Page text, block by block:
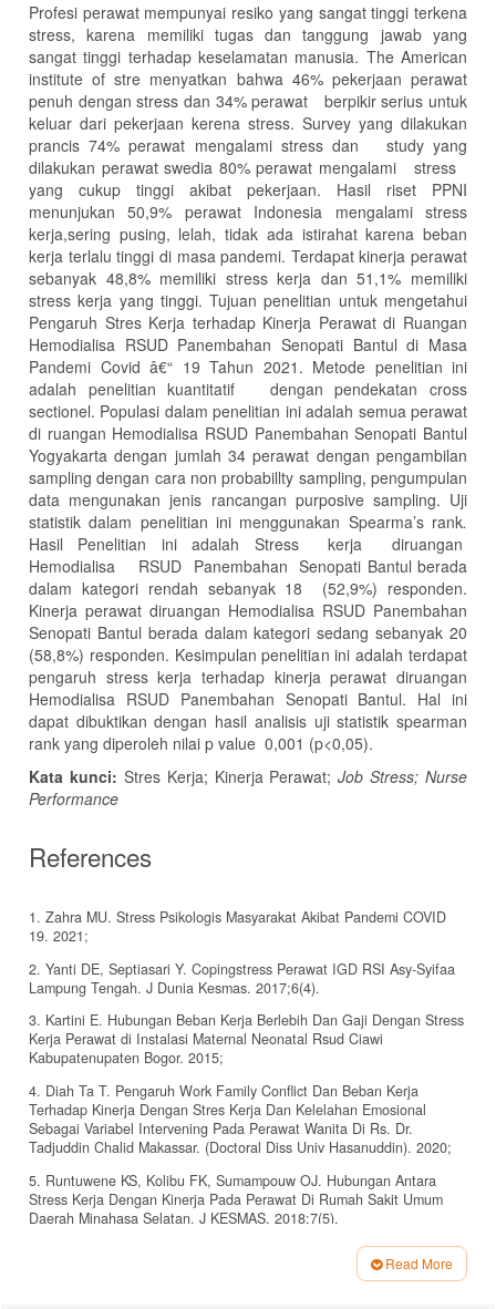
Profesi perawat mempunyai resiko yang sangat tinggi terkena
stress, karena memiliki tugas dan tanggung jawab yang
sangat tinggi terhadap keselamatan manusia. The American
institute of stre menyatkan bahwa 46% pekerjaan perawat
penuh dengan stress dan 34% perawat berpikir serius untuk
keluar dari pekerjaan kerena stress. Survey yang dilakukan
prancis 74% perawat mengalami stress dan study yang
dilakukan perawat swedia 80% perawat mengalami stress
yang cukup tinggi akibat pekerjaan. Hasil riset PPNI
menunjukan 50,9% perawat Indonesia mengalami stress
kerja,sering pusing, lelah, tidak ada istirahat karena beban
kerja terlalu tinggi di masa pandemi. Terdapat kinerja perawat
sebanyak 48,8% memiliki stress kerja dan 51,1% memiliki
stress kerja yang tinggi. Tujuan penelitian untuk mengetahui
Pengaruh Stres Kerja terhadap Kinerja Perawat di Ruangan
Hemodialisa RSUD Panembahan Senopati Bantul di Masa
Pandemi Covid â€“ 19 Tahun 2021. Metode penelitian ini
adalah penelitian kuantitatif dengan pendekatan cross
sectionel. Populasi dalam penelitian ini adalah semua perawat
di ruangan Hemodialisa RSUD Panembahan Senopati Bantul
Yogyakarta dengan jumlah 34 perawat dengan pengambilan
sampling dengan cara non probabillty sampling, pengumpulan
data mengunakan jenis rancangan purposive sampling. Uji
statistik dalam penelitian ini menggunakan Spearma’s rank.
Hasil Penelitian ini adalah Stress kerja diruangan
Hemodialisa RSUD Panembahan Senopati Bantul berada
dalam kategori rendah sebanyak 18 (52,9%) responden.
Kinerja perawat diruangan Hemodialisa RSUD Panembahan
Senopati Bantul berada dalam kategori sedang sebanyak 20
(58,8%) responden. Kesimpulan penelitian ini adalah terdapat
pengaruh stress kerja terhadap kinerja perawat diruangan
Hemodialisa RSUD Panembahan Senopati Bantul. Hal ini
dapat dibuktikan dengan hasil analisis uji statistik spearman
rank yang diperoleh nilai p value 0,001 (p<0,05).
Kata kunci: Stres Kerja; Kinerja Perawat;Job Stress; Nurse
Performance
References
1. Zahra MU. Stress Psikologis Masyarakat Akibat Pandemi COVID
19. 2021;
2. Yanti DE, Septiasari Y. Copingstress Perawat IGD RSI Asy-Syifaa
Lampung Tengah. J Dunia Kesmas. 2017;6(4).
3. Kartini E. Hubungan Beban Kerja Berlebih Dan Gaji Dengan Stress
Kerja Perawat di Instalasi Maternal Neonatal Rsud Ciawi
Kabupatenupaten Bogor. 2015;
4. Diah Ta T. Pengaruh Work Family Conflict Dan Beban Kerja
Terhadap Kinerja Dengan Stres Kerja Dan Kelelahan Emosional
Sebagai Variabel Intervening Pada Perawat Wanita Di Rs. Dr.
Tadjuddin Chalid Makassar. (Doctoral Diss Univ Hasanuddin). 2020;
5. Runtuwene KS, Kolibu FK, Sumampouw OJ. Hubungan Antara
Stress Kerja Dengan Kinerja Pada Perawat Di Rumah Sakit Umum
Daerah Minahasa Selatan. J KESMAS. 2018;7(5).
6. Saleha N, Delfina R, Nurlaili N, Ardiansyah F, Nafratilova M.
Dukungan sosial dan kecerdasan spiritual sebagai faktor yang
memengaruhi stres Perawat di masa pandemi Covid-19. NURSCOPE
Read More